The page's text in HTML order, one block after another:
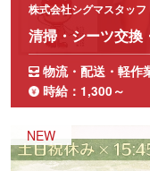
株式会社シグマスタッフ
清掃・シーツ交換
物流・配送・軽作
時給：1,300～